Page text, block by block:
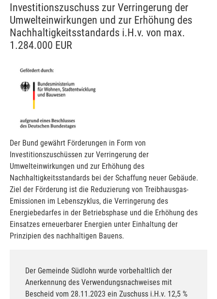
Investitionszuschuss zur Verringerung der
Umwelteinwirkungen und zur Erhöhung des
Nachhaltigkeitsstandards i.H.v. von max.
1.284.000 EUR
Der Bund gewährt Förderungen in Form von
Investitionszuschüssen zur Verringerung der
Umwelteinwirkungen und zur Erhöhung des
Nachhaltigkeitsstandards bei der Schaffung neuer Gebäude.
Ziel der Förderung ist die Reduzierung von Treibhausgas-
Emissionen im Lebenszyklus, die Verringerung des
Energiebedarfes in der Betriebsphase und die Erhöhung des
Einsatzes erneuerbarer Energien unter Einhaltung der
Prinzipien des nachhaltigen Bauens.
Der Gemeinde Südlohn wurde vorbehaltlich der
Anerkennung des Verwendungsnachweises mit
Bescheid vom 28.11.2023 ein Zuschuss i.H.v. 12,5 %